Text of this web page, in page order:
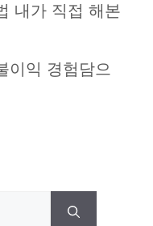
내가 직접 해본
이익 경험담으